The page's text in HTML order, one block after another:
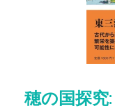
穂の国探究